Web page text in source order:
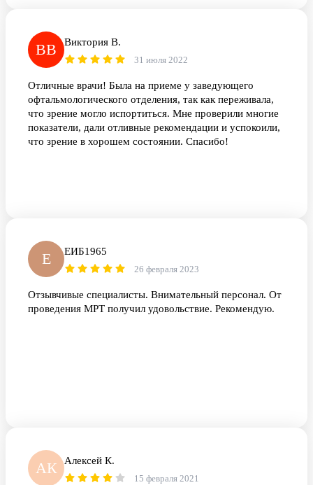
ВВ Виктория В.
31 июля 2022
Отличные врачи! Была на приеме у заведующего
офтальмологического отделения, так как переживала,
что зрение могло испортиться. Мне проверили многие
показатели, дали отливные рекомендации и успокоили,
что зрение в хорошем состоянии. Спасибо!
Е ЕИБ1965
26 февраля 2023
Отзывчивые специалисты. Внимательный персонал. От
проведения МРТ получил удовольствие. Рекомендую.
АК Алексей К.
15 февраля 2021